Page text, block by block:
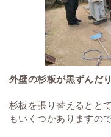
外壁の杉板が黒ずんだ
杉板を張り替えるとと
もいくつかありますの